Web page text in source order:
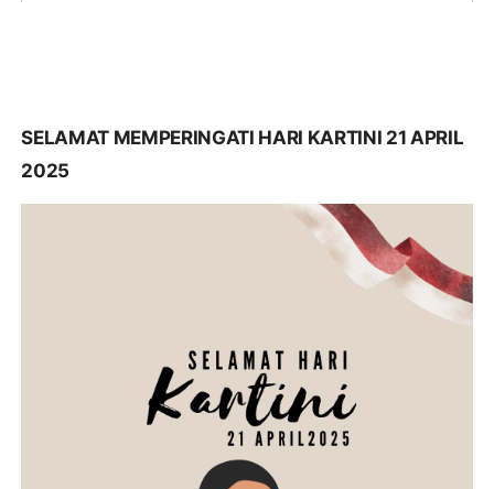
SELAMAT MEMPERINGATI HARI KARTINI 21 APRIL
2025